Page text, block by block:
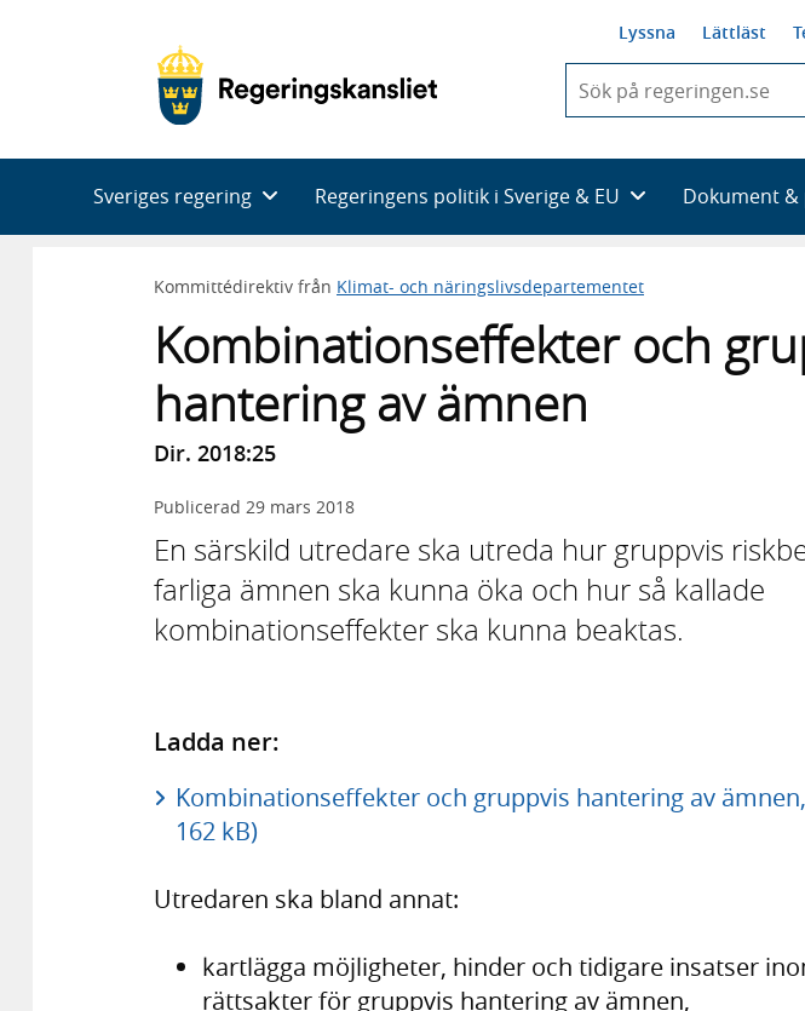
Lyssna Lättläst
du
skriva
framträder
en
med
Sveriges regering Regeringens politik i Sverige & EU Dokument
Kommittédirektiv från Klimat- och näringslivsdepartementet
Kombinationseffekter och
hantering av ämnen
Dir. 2018:25
Publicerad 29 mars 2018
En särskild utredare ska utreda hur gruppvis
farliga ämnen ska kunna öka och hur så kallade
kombinationseffekter ska kunna beaktas.
Ladda ner:
Kombinationseffekter och gruppvis hantering av
162 kB)
Utredaren ska bland annat:
kartlägga möjligheter, hinder och tidigare insatser
rättsakter för gruppvis hantering av ämnen,